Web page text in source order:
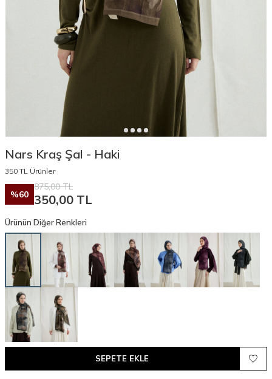
Nars Kraş Şal - Haki
350 TL Ürünler
%60
875,00TL
350,00 TL
Ürünün Diğer Renkleri
SEPETE EKLE